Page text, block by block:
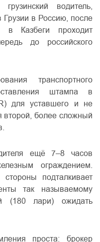
водитель,
в Россию, после
Казбеги проходит
до российского
транспортного
штампа в
для уставшего и не
второй, более сложный
ещё 7–8 часов
ограждением.
подталкивает
так называемому
(180 лари) ожидать
проста: брокер